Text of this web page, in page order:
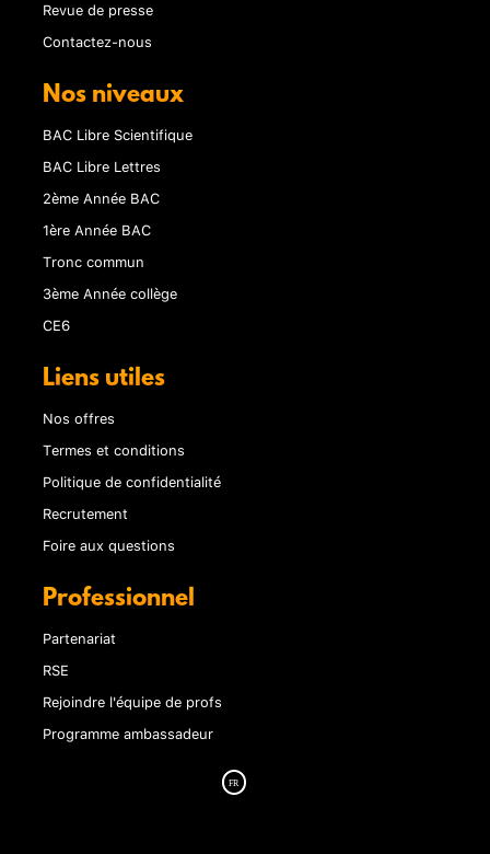
Revue de presse
Contactez-nous
Nos niveaux
BAC Libre Scientifique
BAC Libre Lettres
2ème Année BAC
1ère Année BAC
Tronc commun
3ème Année collège
CE6
Liens utiles
Nos offres
Termes et conditions
Politique de confidentialité
Recrutement
Foire aux questions
Professionnel
Partenariat
RSE
Rejoindre l'équipe de profs
Programme ambassadeur